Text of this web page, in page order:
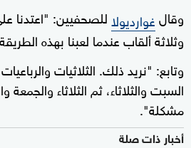
وقالغوارديولاللصحفيين: "اعتدنا
وثلاثة ألقاب عندما لعبنا بهذه
وتابع: "نريد ذلك. الثلاثيات
السبت والثلاثاء، ثم الثلاثاء والجمعة
مشكلة".
أخبار ذات صلة